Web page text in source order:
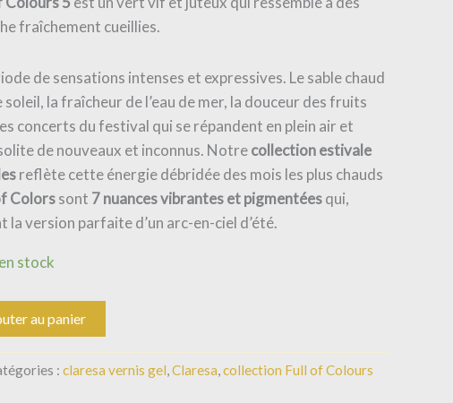
fraîchement cueillies.
de sensations intenses et expressives. Le sable chaud
la fraîcheur de l’eau de mer, la douceur des fruits
concerts du festival qui se répandent en plein air et
de nouveaux et inconnus. Notrecollection estivale
reflète cette énergie débridée des mois les plus chauds
Colorssont 7 nuances vibrantes et pigmentéesqui,
la version parfaite d’un arc-en-ciel d’été.
stock
au panier
: claresa vernis gel,Claresa,collection Full of Colours